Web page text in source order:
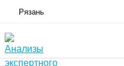
Рязань